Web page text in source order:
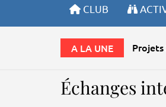
CLUB
A LA UNE Projets
Échanges